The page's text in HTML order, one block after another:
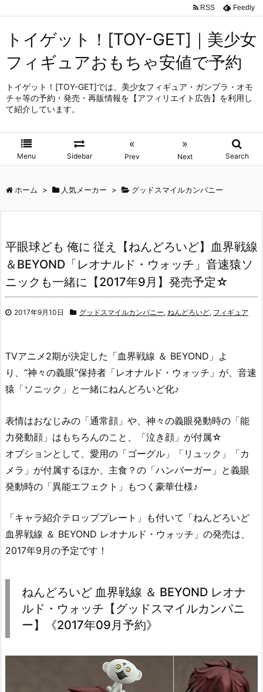
トイゲット！[TOY-GET]｜美少女
フィギュアおもちゃ安値で予約
トイゲット！[TOY-GET]では、美少女フィギュア・ガンプラ・オモ
チャ等の予約・発売・再販情報を【アフィリエイト広告】を利用し
て紹介しています。
Menu Sidebar
«
Prev
»
Next Search
RSS Feedly
ホーム > 人気メーカー > グッドスマイルカンパニー
平眼球ども 俺に 従え【ねんどろいど】血界戦線
＆BEYOND「レオナルド・ウォッチ」音速猿ソ
ニックも一緒に【2017年9月】発売予定☆
2017年9月10日 グッドスマイルカンパニー, ねんどろいど, フィギュア
TVアニメ2期が決定した「血界戦線 ＆ BEYOND」よ
り、“神々の義眼”保持者「レオナルド・ウォッチ」が、音速
猿「ソニック」と一緒にねんどろいど化♪
表情はおなじみの「通常顔」や、神々の義眼発動時の「能
力発動顔」はもちろんのこと、「泣き顔」が付属☆
オプションとして、愛用の「ゴーグル」「リュック」「カ
メラ」が付属するほか、主食？の「ハンバーガー」と義眼
発動時の「異能エフェクト」もつく豪華仕様♪
「キャラ紹介テロッププレート」も付いて「ねんどろいど
血界戦線 ＆ BEYOND レオナルド・ウォッチ」の発売は、
2017年9月の予定です！
ねんどろいど 血界戦線 ＆ BEYOND レオナ
ルド・ウォッチ【グッドスマイルカンパニ
ー】《2017年09月予約》